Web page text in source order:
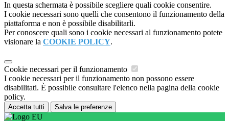
In questa schermata è possibile scegliere quali cookie consentire.
I cookie necessari sono quelli che consentono il funzionamento della
piattaforma e non è possibile disabilitarli.
Per conoscere quali sono i cookie necessari al funzionamento potete
visionare la COOKIE POLICY.
Cookie necessari per il funzionamento
I cookie necessari per il funzionamento non possono essere
disabilitati. È possibile consultare l'elenco nella pagina della cookie
policy.
Accetta tutti Salva le preferenze